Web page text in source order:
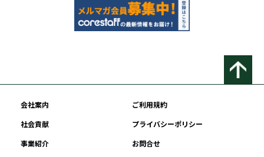
会社案内
ご利用規約
社会貢献
プライバシーポリシー
事業紹介
お問合せ